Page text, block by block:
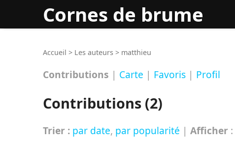
Cornes de brume
Accueil > Les auteurs > matthieu
Contributions | Carte | Favoris | Profil
Contributions (2)
Trier : par date, par popularité | Afficher :